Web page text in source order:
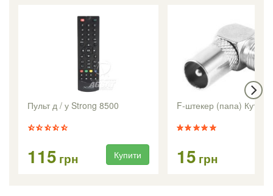
Пульт д / у Strong 8500
115 грн Купити
F-штекер (папа)
15 грн